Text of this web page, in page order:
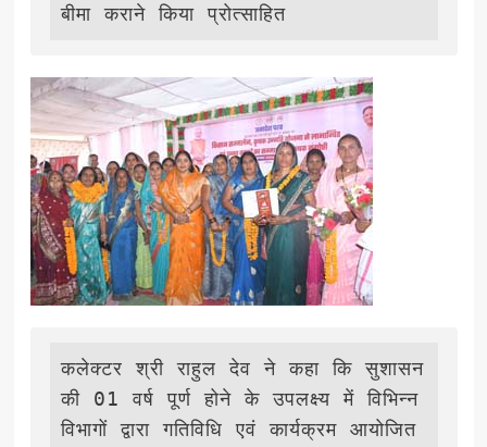
बीमा कराने किया प्रोत्साहित
कलेक्टर श्री राहुल देव ने कहा कि सुशासन
की 01 वर्ष पूर्ण होने के उपलक्ष्य में विभिन्न
विभागों द्वारा गतिविधि एवं कार्यक्रम आयोजित